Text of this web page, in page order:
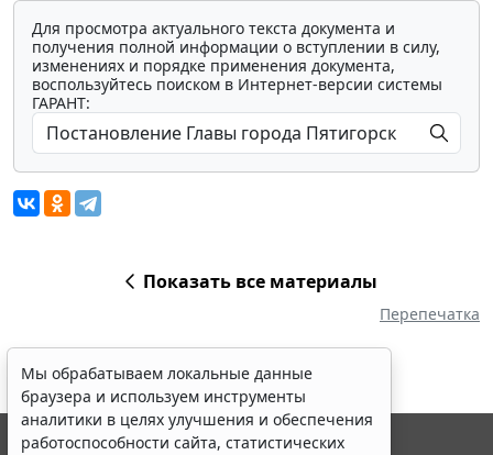
Для просмотра актуального текста документа и
получения полной информации о вступлении в силу,
изменениях и порядке применения документа,
воспользуйтесь поиском в Интернет-версии системы
ГАРАНТ:
Показать все материалы
Перепечатка
Мы обрабатываем локальные данные
браузера и используем инструменты
аналитики в целях улучшения и обеспечения
работоспособности сайта, статистических